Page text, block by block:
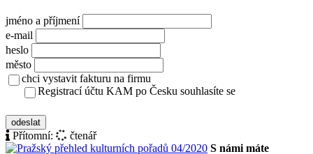
jméno a příjmení
e-mail
heslo
město
chci vystavit fakturu na firmu
Registrací účtu KAM po Česku souhlasíte se
odeslat
Přítomní:
čtenář
S námi máte